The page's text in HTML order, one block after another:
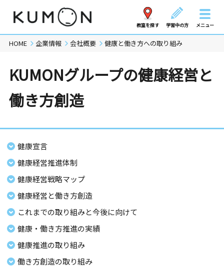
教室を探す 学習中の方 メニュー
HOME 企業情報 会社概要 健康と働き方への取り組み
KUMONグループの健康経営と
働き方創造
健康宣言
健康経営推進体制
健康経営戦略マップ
健康経営と働き方創造
これまでの取り組みと今後に向けて
健康・働き方推進の実績
健康推進の取り組み
働き方創造の取り組み